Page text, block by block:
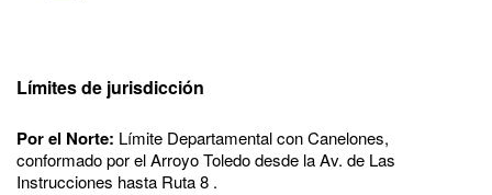
Límites de jurisdicción
Por el Norte: Límite Departamental con Canelones,
conformado por el Arroyo Toledo desde la Av. de Las
Instrucciones hasta Ruta 8 .